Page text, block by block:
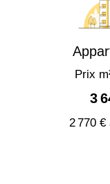
Prix
3
2 770 €